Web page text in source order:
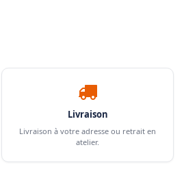
Livraison
Livraison à votre adresse ou retrait en
atelier.